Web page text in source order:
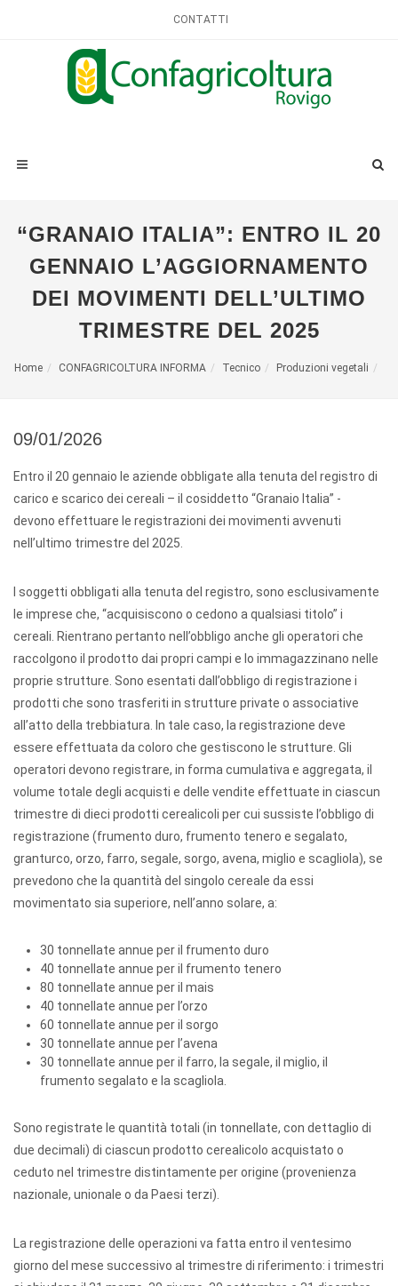
CONTATTI
“GRANAIO ITALIA”: ENTRO IL 20
GENNAIO L’AGGIORNAMENTO
DEI MOVIMENTI DELL’ULTIMO
TRIMESTRE DEL 2025
Home CONFAGRICOLTURA INFORMA Tecnico Produzioni vegetali
09/01/2026
Entro il 20 gennaio le aziende obbligate alla tenuta del registro di
carico e scarico dei cereali – il cosiddetto “Granaio Italia” -
devono effettuare le registrazioni dei movimenti avvenuti
nell’ultimo trimestre del 2025.
I soggetti obbligati alla tenuta del registro, sono esclusivamente
le imprese che, “acquisiscono o cedono a qualsiasi titolo” i
cereali. Rientrano pertanto nell’obbligo anche gli operatori che
raccolgono il prodotto dai propri campi e lo immagazzinano nelle
proprie strutture. Sono esentati dall’obbligo di registrazione i
prodotti che sono trasferiti in strutture private o associative
all’atto della trebbiatura. In tale caso, la registrazione deve
essere effettuata da coloro che gestiscono le strutture. Gli
operatori devono registrare, in forma cumulativa e aggregata, il
volume totale degli acquisti e delle vendite effettuate in ciascun
trimestre di dieci prodotti cerealicoli per cui sussiste l’obbligo di
registrazione (frumento duro, frumento tenero e segalato,
granturco, orzo, farro, segale, sorgo, avena, miglio e scagliola), se
prevedono che la quantità del singolo cereale da essi
movimentato sia superiore, nell’anno solare, a:
30 tonnellate annue per il frumento duro
40 tonnellate annue per il frumento tenero
80 tonnellate annue per il mais
40 tonnellate annue per l’orzo
60 tonnellate annue per il sorgo
30 tonnellate annue per l’avena
30 tonnellate annue per il farro, la segale, il miglio, il
frumento segalato e la scagliola.
Sono registrate le quantità totali (in tonnellate, con dettaglio di
due decimali) di ciascun prodotto cerealicolo acquistato o
ceduto nel trimestre distintamente per origine (provenienza
nazionale, unionale o da Paesi terzi).
La registrazione delle operazioni va fatta entro il ventesimo
giorno del mese successivo al trimestre di riferimento: i trimestri